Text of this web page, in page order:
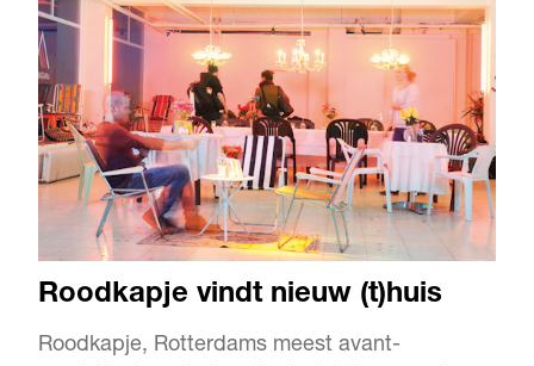
aan-zij met mensen op zoek naar ‘iets leuks
voor boven de bank’. Diezelfde succesform…
Roodkapje vindt nieuw (t)huis
Roodkapje, Rotterdams meest avant-